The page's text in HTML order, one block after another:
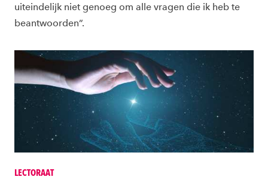
uiteindelijk niet genoeg om alle vragen die ik heb te
beantwoorden”.
LECTORAAT